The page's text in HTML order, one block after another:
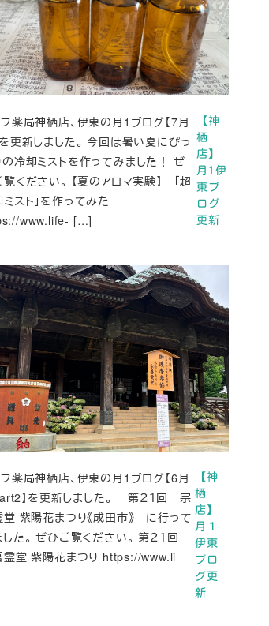
【神
栖
店】
月1伊
東ブ
ログ
更新
薬局神栖店、伊東の月1ブログ【7月
更新しました。 今回は暑い夏にぴっ
の冷却ミストを作ってみました！ ぜ
ください。 【夏のアロマ実験】 「超
スト」を作ってみた
www.life- […]
【神
栖
店】
月１
伊東
ブロ
グ更
新
薬局神栖店、伊東の月1ブログ【6月
】を更新しました。 第２１回 宗
堂 紫陽花まつり《成田市》 に行って
た。 ぜひご覧ください。 第２１回
霊堂 紫陽花まつり https://www.li